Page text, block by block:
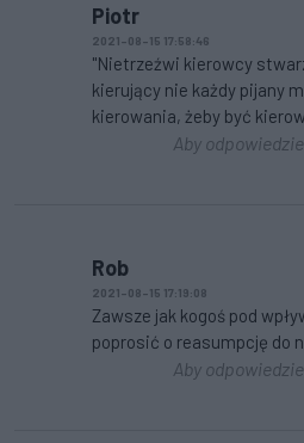
Piotr
2021-08-15 17:58:46
"Nietrzeźwi kierowcy
kierujący nie każdy pijany
kierowania, żeby być
Aby
Rob
2021-08-15 17:19:08
Zawsze jak kogoś pod
poprosić o reasumpcję do
Aby